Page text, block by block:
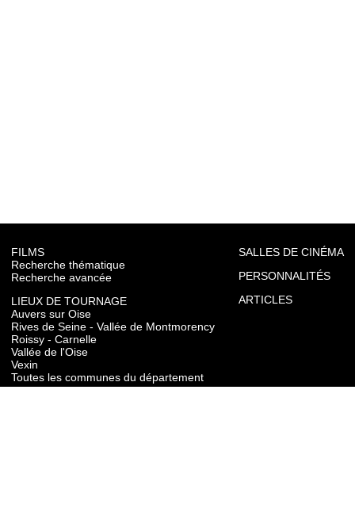
FILMS
Recherche thématique
Recherche avancée
LIEUX DE TOURNAGE
Auvers sur Oise
Rives de Seine - Vallée de Montmorency
Roissy - Carnelle
Vallée de l'Oise
Vexin
Toutes les communes du département
SALLES DE CINÉMA
PERSONNALITÉS
ARTICLES